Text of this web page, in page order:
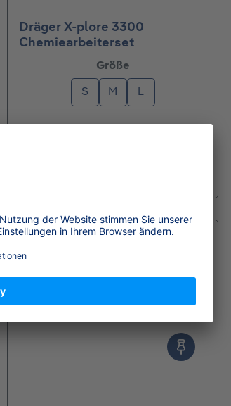
Dräger X-plore 3300
Chemiearbeiterset
Größeauswählen
S M L